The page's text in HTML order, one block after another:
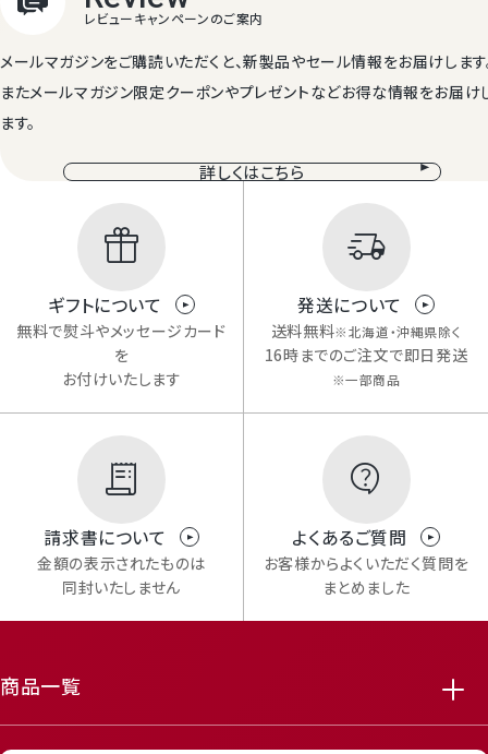
メールマガジンをご購読いただくと、新製品やセール情報をお届けします
またメールマガジン限定クーポンやプレゼントなどお得な情報をお届け
ます。
詳しくはこちら
ギフトについて
無料で熨斗やメッセージカード
を
お付けいたします
発送について
送料無料※北海道・沖縄県除く
16時までのご注文で即日発送
※一部商品
請求書について
金額の表示されたものは
同封いたしません
よくあるご質問
お客様からよくいただく質問を
まとめました
商品一覧